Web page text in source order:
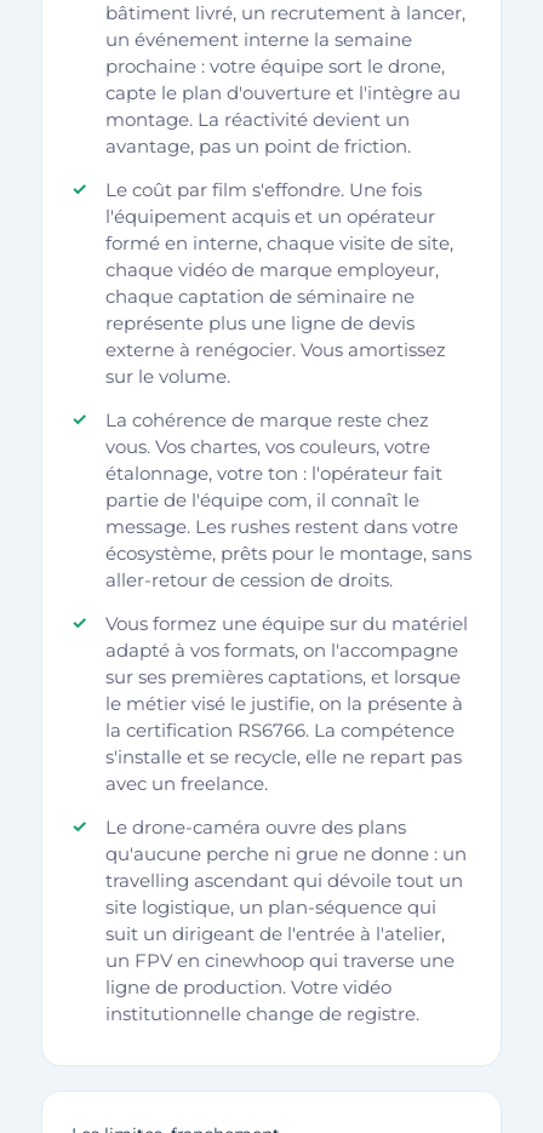
bâtiment livré, un recrutement à lancer,
un événement interne la semaine
prochaine : votre équipe sort le drone,
capte le plan d'ouverture et l'intègre au
montage. La réactivité devient un
avantage, pas un point de friction.
Le coût par film s'effondre. Une fois
l'équipement acquis et un opérateur
formé en interne, chaque visite de site,
chaque vidéo de marque employeur,
chaque captation de séminaire ne
représente plus une ligne de devis
externe à renégocier. Vous amortissez
sur le volume.
La cohérence de marque reste chez
vous. Vos chartes, vos couleurs, votre
étalonnage, votre ton : l'opérateur fait
partie de l'équipe com, il connaît le
message. Les rushes restent dans votre
écosystème, prêts pour le montage, sans
aller-retour de cession de droits.
Vous formez une équipe sur du matériel
adapté à vos formats, on l'accompagne
sur ses premières captations, et lorsque
le métier visé le justifie, on la présente à
la certification RS6766. La compétence
s'installe et se recycle, elle ne repart pas
avec un freelance.
Le drone-caméra ouvre des plans
qu'aucune perche ni grue ne donne : un
travelling ascendant qui dévoile tout un
site logistique, un plan-séquence qui
suit un dirigeant de l'entrée à l'atelier,
un FPV en cinewhoop qui traverse une
ligne de production. Votre vidéo
institutionnelle change de registre.